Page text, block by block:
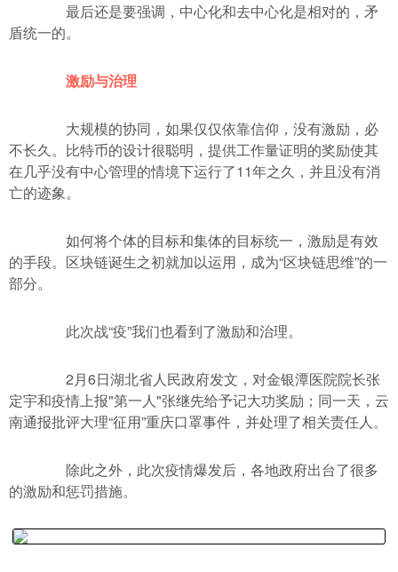
最后还是要强调，中心化和去中心化是相对的，矛
盾统一的。
激励与治理
大规模的协同，如果仅仅依靠信仰，没有激励，必
不长久。比特币的设计很聪明，提供工作量证明的奖励使其
在几乎没有中心管理的情境下运行了11年之久，并且没有消
亡的迹象。
如何将个体的目标和集体的目标统一，激励是有效
的手段。区块链诞生之初就加以运用，成为“区块链思维”的一
部分。
此次战“疫”我们也看到了激励和治理。
2月6日湖北省人民政府发文，对金银潭医院院长张
定宇和疫情上报"第一人"张继先给予记大功奖励；同一天，云
南通报批评大理“征用”重庆口罩事件，并处理了相关责任人。
除此之外，此次疫情爆发后，各地政府出台了很多
的激励和惩罚措施。